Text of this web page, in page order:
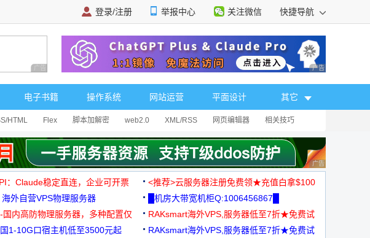
登录/注册 举报中心 关注微信 快捷导航
广告 商业广告，理性选择 广告 商业广告，理
电子书籍 操作系统 网站运营 平面设计 其它
HTML Flex 脚本加解密 web2.0 XML/RSS 网页编辑器 相关技巧
广告 商业广告，理
：Claude稳定直连，企业可开票
<推荐>云服务器注册免费领★充值白拿$100
外自营VPS物理服务器
█机房大带宽机柜Q:1006456867█
国内高防物理服务器，多种配置仅
RAKsmart海外VPS,服务器低至7折★免费试
用★
1-10G口宿主机低至3500元起
RAKsmart海外VPS,服务器低至7折★免费试